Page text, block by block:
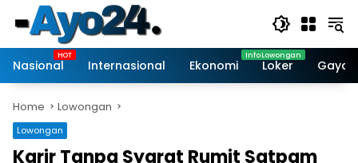
content
Nasional
Internasional Ekonomi Loker Gaya
Home Lowongan
Lowongan
Karir Tanpa Syarat Rumit Satpam